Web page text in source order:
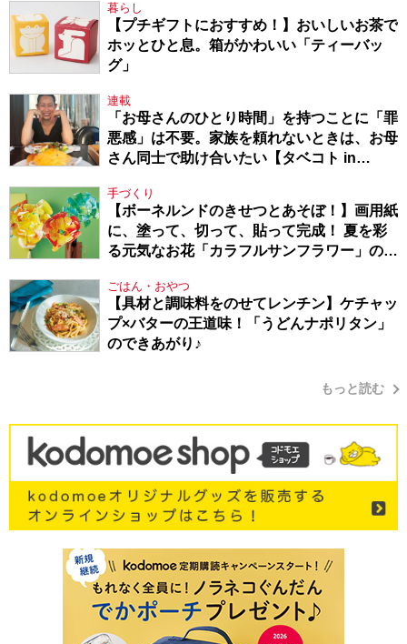
暮らし
【プチギフトにおすすめ！】おいしいお茶で
ホッとひと息。箱がかわいい「ティーバッ
グ」
連載
「お母さんのひとり時間」を持つことに「罪
悪感」は不要。家族を頼れないときは、お母
さん同士で助け合いたい【タベコト in
手づくり
【ボーネルンドのきせつとあそぼ！】画用紙
に、塗って、切って、貼って完成！ 夏を彩
る元気なお花「カラフルサンフラワー」の作
ごはん・おやつ
【具材と調味料をのせてレンチン】ケチャッ
プ×バターの王道味！「うどんナポリタン」
のできあがり♪
もっと読む